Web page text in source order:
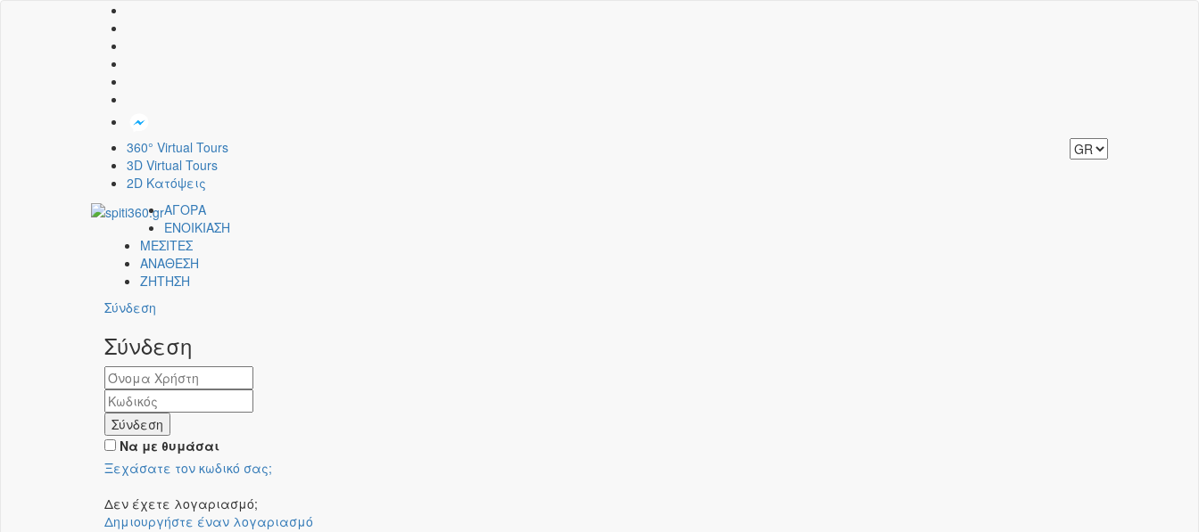
360° Virtual Tours
3D Virtual Tours
2D Κατόψεις
ΑΓΟΡΑ
ΕΝΟΙΚΙΑΣΗ
ΜΕΣΙΤΕΣ
ΑΝΑΘΕΣΗ
ΖΗΤΗΣΗ
Σύνδεση
Σύνδεση
Σύνδεση
Να με θυμάσαι
Ξεχάσατε τον κωδικό σας;
Δεν έχετε λογαριασμό;
Δημιουργήστε έναν λογαριασμό